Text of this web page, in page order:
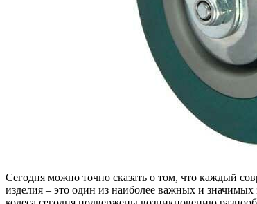
Сегодня можно точно сказать о том, что каждый
изделия – это один из наиболее важных и значимых